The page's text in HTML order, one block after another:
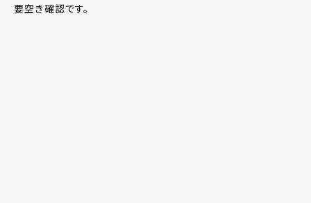
要空き確認です。